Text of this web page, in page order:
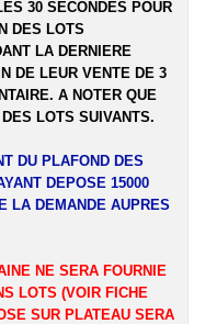
30 SECONDES POUR
DES LOTS
LA DERNIERE
DE LEUR VENTE DE 3
A NOTER QUE
LOTS SUIVANTS.
DU PLAFOND DES
DEPOSE 15000
LA DEMANDE AUPRES
NE SERA FOURNIE
LOTS (VOIR FICHE
SUR PLATEAU SERA